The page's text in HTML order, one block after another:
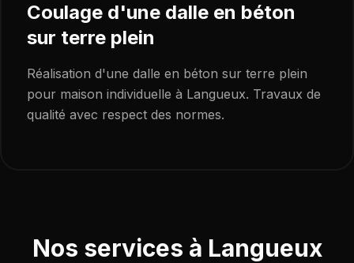
Coulage d'une dalle en béton
sur terre plein
Réalisation d'une dalle en béton sur terre plein
pour maison individuelle à Langueux. Travaux de
qualité avec respect des normes.
Nos services à Langueux